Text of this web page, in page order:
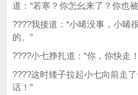
道：“若寒？你怎幺来了？你
????我接道：“小晞没事，小晞
的。”
????小七挣扎道：“你，你快
????这时矮子拉起小七向前走
话！”